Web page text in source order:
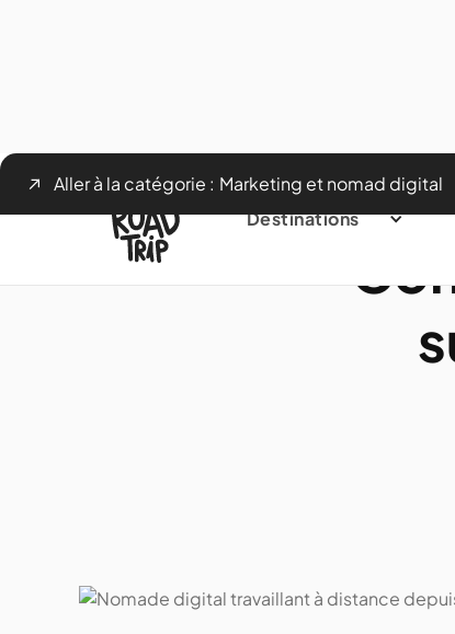
Destinations
Aller à la catégorie : Marketing et nomad digital